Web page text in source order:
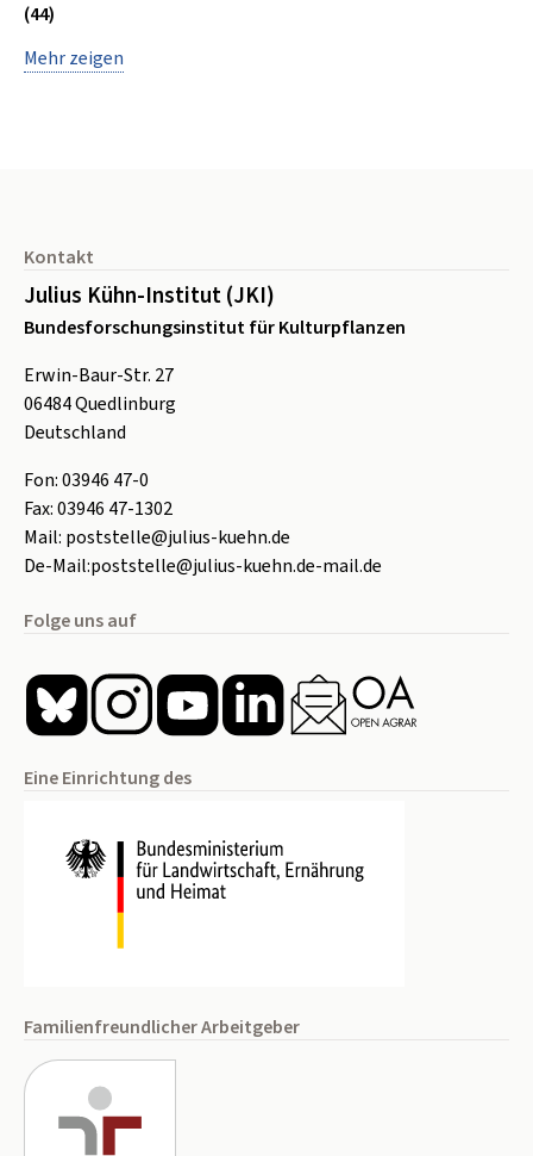
(44)
Mehr zeigen
Kontakt
Julius Kühn-Institut (JKI)
Bundesforschungsinstitut für Kulturpflanzen
Erwin-Baur-Str. 27
06484Quedlinburg
Deutschland
Fon:03946 47-0
Fax:03946 47-1302
Mail: poststelle@julius-kuehn.de
De-Mail:poststelle@julius-kuehn.de-mail.de
Folge uns auf
Eine Einrichtung des
Familienfreundlicher Arbeitgeber